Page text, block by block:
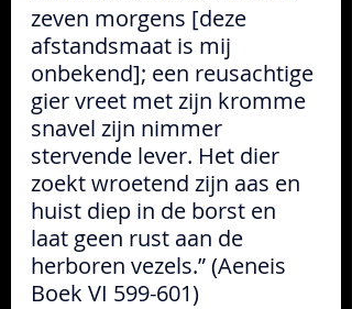
zeven morgens [deze
afstandsmaat is mij
onbekend]; een reusachtige
gier vreet met zijn kromme
snavel zijn nimmer
stervende lever. Het dier
zoekt wroetend zijn aas en
huist diep in de borst en
laat geen rust aan de
herboren vezels.” (Aeneis
Boek VI 599-601)